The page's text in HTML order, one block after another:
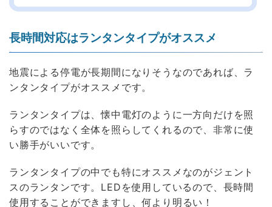
長時間対応はランタンタイプがオススメ
地震による停電が長期間になりそうなのであれば、ラ
ンタンタイプがオススメです。
ランタンタイプは、懐中電灯のように一方向だけを照
らすのではなく全体を照らしてくれるので、非常に使
い勝手がいいです。
ランタンタイプの中でも特にオススメなのがジェント
スのランタンです。LEDを使用しているので、長時間
使用することができますし、何より明るい！